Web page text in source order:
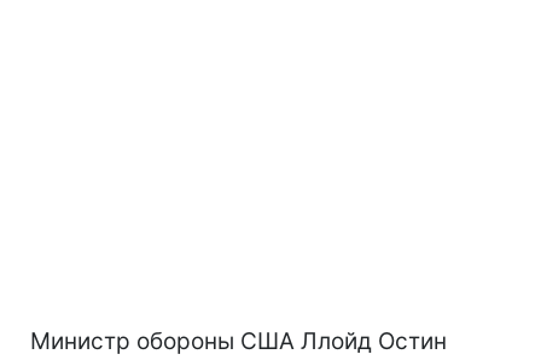
Министр обороны США Ллойд Остин